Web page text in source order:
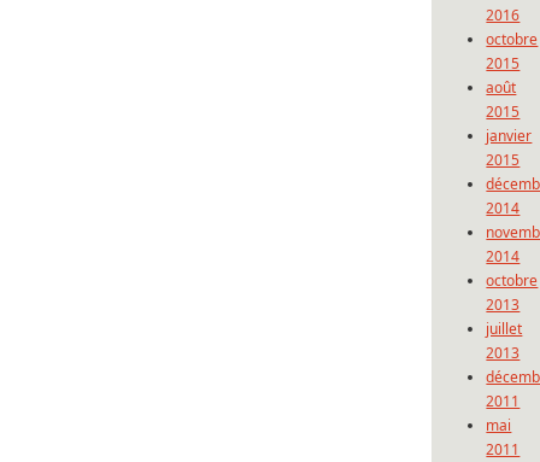
2016
octobre
2015
août
2015
janvier
2015
2014
2014
octobre
2013
juillet
2013
2011
mai
2011